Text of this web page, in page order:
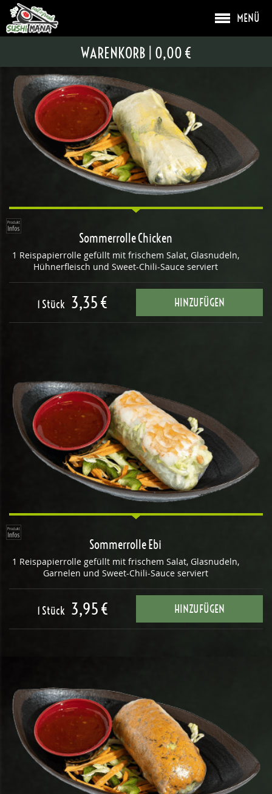
MENÜ
WARENKORB 0,00 €
Sommerrolle Chicken
1 Reispapierrolle gefüllt mit frischem Salat, Glasnudeln,
Hühnerfleisch und Sweet-Chili-Sauce serviert
1 Stück 3,35 € HINZUFÜGEN
Sommerrolle Ebi
1 Reispapierrolle gefüllt mit frischem Salat, Glasnudeln,
Garnelen und Sweet-Chili-Sauce serviert
1 Stück 3,95 € HINZUFÜGEN